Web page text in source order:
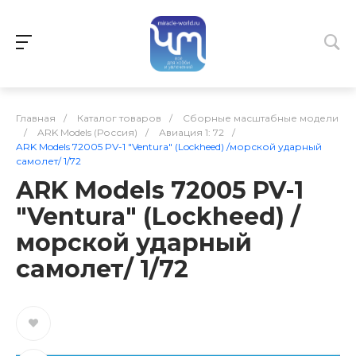
Главная / Каталог товаров /
Сборные масштабные модели
/
ARK Models (Россия) / Авиация 1: 72
/
ARK Models 72005 PV-1 "Ventura" (Lockheed) /морской ударный
самолет/ 1/72
ARK Models 72005 PV-1
"Ventura" (Lockheed) /
морской ударный
самолет/ 1/72